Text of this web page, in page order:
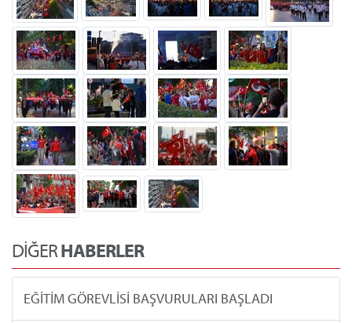
DİĞERHABERLER
EĞİTİM GÖREVLİSİ BAŞVURULARI BAŞLADI